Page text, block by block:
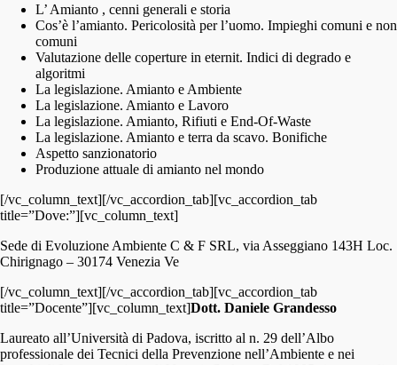
L’ Amianto , cenni generali e storia
Cos’è l’amianto. Pericolosità per l’uomo. Impieghi comuni e non
comuni
Valutazione delle coperture in eternit. Indici di degrado e
algoritmi
La legislazione. Amianto e Ambiente
La legislazione. Amianto e Lavoro
La legislazione. Amianto, Rifiuti e End-Of-Waste
La legislazione. Amianto e terra da scavo. Bonifiche
Aspetto sanzionatorio
Produzione attuale di amianto nel mondo
[/vc_column_text][/vc_accordion_tab][vc_accordion_tab
title=”Dove:”][vc_column_text]
Sede di Evoluzione Ambiente C & F SRL, via Asseggiano 143H Loc.
Chirignago – 30174 Venezia Ve
[/vc_column_text][/vc_accordion_tab][vc_accordion_tab
title=”Docente”][vc_column_text]Dott. Daniele Grandesso
Laureato all’Università di Padova, iscritto al n. 29 dell’Albo
professionale dei Tecnici della Prevenzione nell’Ambiente e nei